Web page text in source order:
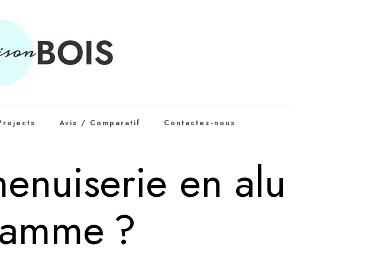
Avis / Comparatif Contactez-nous
en alu
?